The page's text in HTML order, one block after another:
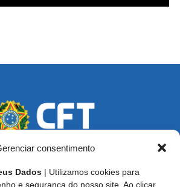
consentimento
Dados | Utilizamos cookies para
e segurança do nosso site. Ao clicar
02, Bloco D, Ed. Oscar Niemeyer,